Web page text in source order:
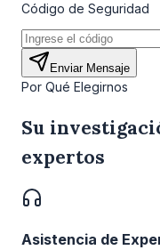
Código de Seguridad
Enviar Mensaje
Por Qué Elegirnos
Su
expertos
Asistencia de